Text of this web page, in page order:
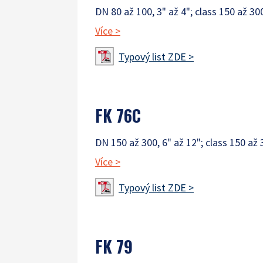
DN 80 až 100, 3" až 4"; class 150 až
Více >
Typový list ZDE >
FK 76C
DN 150 až 300, 6" až 12"; class 150 až
Více >
Typový list ZDE >
FK 79